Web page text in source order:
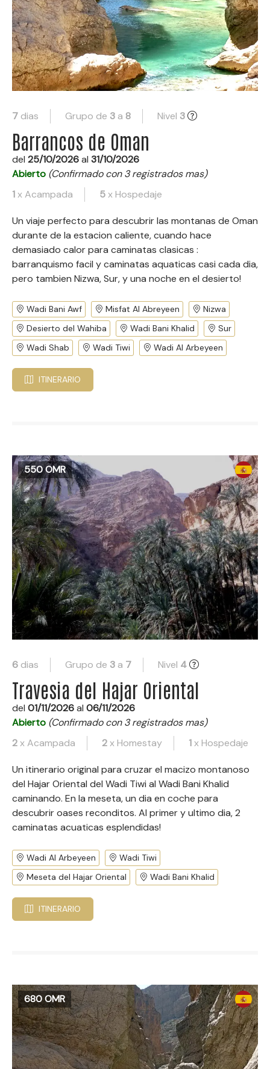
7 dias Grupo de 3 a 8 Nivel 3
Barrancos de Oman
del 25/10/2026al 31/10/2026
Abierto (Confirmado con 3 registrados mas)
1x Acampada 5x Hospedaje
Un viaje perfecto para descubrir las montanas de Oman
durante de la estacion caliente, cuando hace
demasiado calor para caminatas clasicas :
barranquismo facil y caminatas aquaticas casi cada dia,
pero tambien Nizwa, Sur, y una noche en el desierto!
Wadi Bani Awf Misfat Al Abreyeen
Nizwa
Desierto del Wahiba
Wadi Bani Khalid
Sur
Wadi Shab
Wadi Tiwi Wadi Al Arbeyeen
ITINERARIO
550 OMR
6 dias Grupo de 3 a 7 Nivel 4
Travesia del Hajar Oriental
del 01/11/2026al 06/11/2026
Abierto (Confirmado con 3 registrados mas)
2x Acampada 2x Homestay 1x Hospedaje
Un itinerario original para cruzar el macizo montanoso
del Hajar Oriental del Wadi Tiwi al Wadi Bani Khalid
caminando. En la meseta, un dia en coche para
descubrir oases reconditos. Al primer y ultimo dia, 2
caminatas acuaticas esplendidas!
Wadi Al Arbeyeen
Wadi Tiwi
Meseta del Hajar Oriental
Wadi Bani Khalid
ITINERARIO
680 OMR